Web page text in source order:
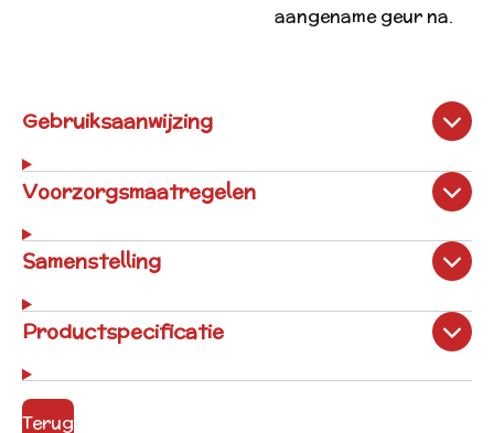
aangename geur na.
Gebruiksaanwijzing
Voorzorgsmaatregelen
Samenstelling
Productspecificatie
Terug